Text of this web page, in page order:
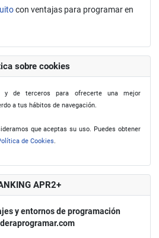
con ventajas para programar en
sobre cookies
y de terceros para ofrecerte una mejor
a tus hábitos de navegación.
que aceptas su uso. Puedes obtener
de Cookies.
APR2+
y entornos de programación